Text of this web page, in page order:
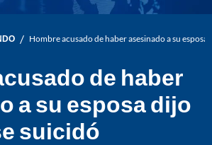
/ Hombre acusado de haber asesinado a su esposa
de haber
a su esposa dijo
suicidó